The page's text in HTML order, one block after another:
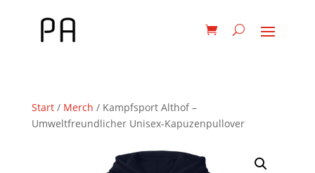
Start/ Merch / Kampfsport Althof –
Umweltfreundlicher Unisex-Kapuzenpullover